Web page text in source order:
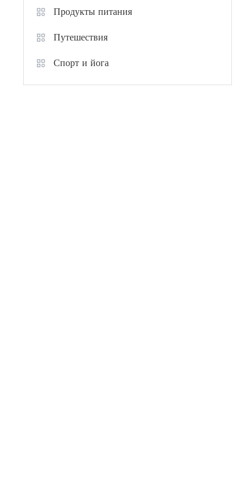
Продукты питания
Путешествия
Спорт и йога